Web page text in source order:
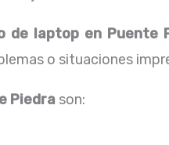
de laptop en Puente
o situaciones
Piedra son: